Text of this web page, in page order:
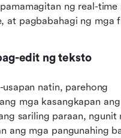
ng real-
at pagbabahagi ng mga
edit ng teksto
natin, parehong
mga kasangkapan
sariling paraan, ngunit
ang mga pangunahing